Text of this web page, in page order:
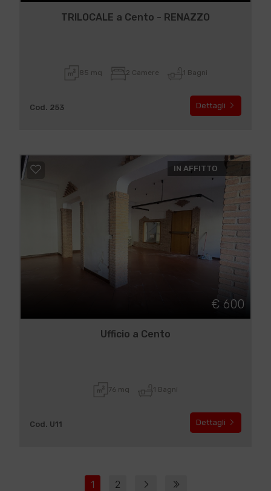
TRILOCALE a Cento - RENAZZO
85 mq 2 Camere 1 Bagni
Cod. 253 Dettagli
IN AFFITTO
€ 600
Ufficio a Cento
76 mq 1 Bagni
Cod. U11 Dettagli
1 2